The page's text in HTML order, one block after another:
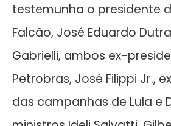
testemunha o presidente
Falcão, José Eduardo
Gabrielli, ambos ex-
Petrobras, José Filippi Jr.,
das campanhas de Lula e